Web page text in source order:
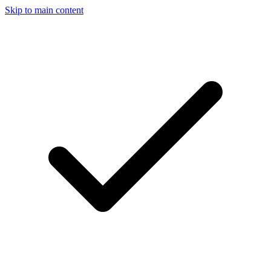
Skip to main content